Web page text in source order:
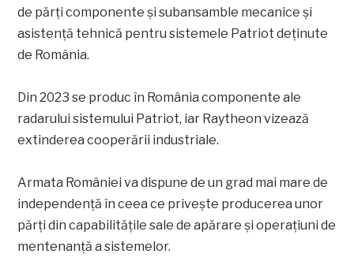
de părți componente și subansamble mecanice și
asistență tehnică pentru sistemele Patriot deținute
de România.
Din 2023 se produc în România componente ale
radarului sistemului Patriot, iar Raytheon vizează
extinderea cooperării industriale.
Armata României va dispune de un grad mai mare de
independență în ceea ce privește producerea unor
părți din capabilitățile sale de apărare și operațiuni de
mentenanță a sistemelor.